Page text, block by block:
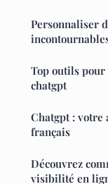
Personnaliser
Top outils
chatgpt
Chatgpt : votre
français
Découvrez
visibilité en